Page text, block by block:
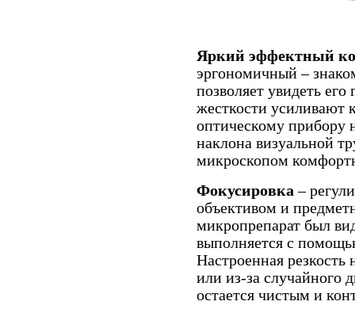
Яркий эффектный
эргономичный –
позволяет увидеть
жесткости усиливают
оптическому прибору
наклона визуальной
микроскопом
Фокусировка–
объективом и
микропрепарат был
выполняется с
Настроенная резкость
или из-за случайного
остается чистым и